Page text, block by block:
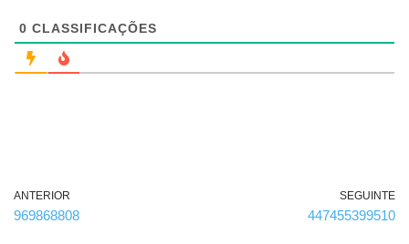
a
ó
0 CLASSIFICAÇÕES
ANTERIOR
969868808
SEGUINTE
447455399510